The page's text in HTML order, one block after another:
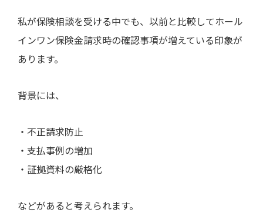
私が保険相談を受ける中でも、以前と比較してホール
インワン保険金請求時の確認事項が増えている印象が
あります。
背景には、
・不正請求防止
・支払事例の増加
・証拠資料の厳格化
などがあると考えられます。